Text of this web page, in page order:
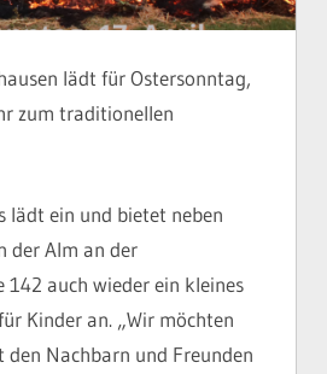
lädt für Ostersonntag,
zum traditionellen
lädt ein und bietet neben
der Alm an der
auch wieder ein kleines
Kinder an. „Wir möchten
Nachbarn und Freunden